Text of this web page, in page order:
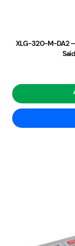
XLG-320-M-DA2